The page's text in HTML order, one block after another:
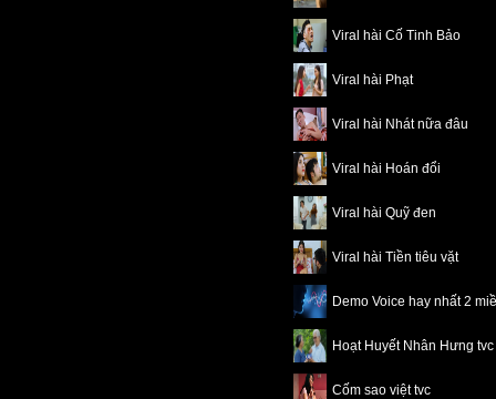
Viral hài Cố Tinh Bảo
Viral hài Phạt
Viral hài Nhát nữa đâu
Viral hài Hoán đổi
Viral hài Quỹ đen
Viral hài Tiền tiêu vặt
Demo Voice hay nhất 2
Hoạt Huyết Nhân Hưng tvc
Cốm sao việt tvc